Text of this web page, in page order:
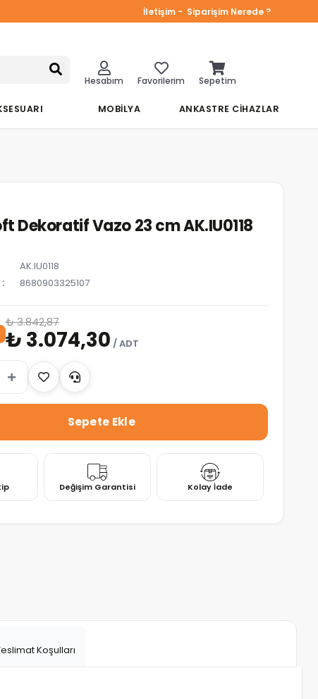
İletişim - Siparişim Nerede ?
Hesabım Favorilerim Sepetim
MOBİLYA ANKASTRE CİHAZLAR
Dekoratif Vazo 23 cm AK.IU0118
AK.IU0118
8680903325107
₺ 3.842,87
₺ 3.074,30 / ADT
Değişim Garantisi Kolay İade
Koşulları